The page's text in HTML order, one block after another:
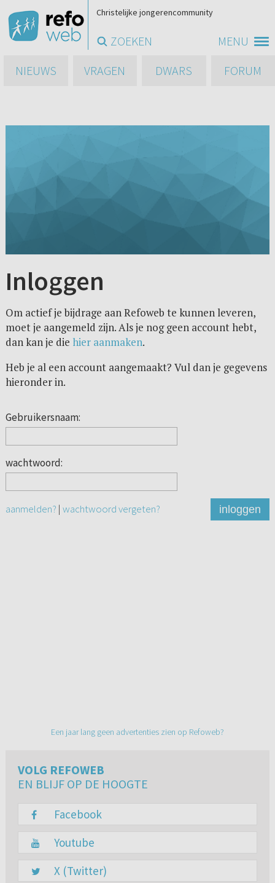
MENU
Christelijke jongerencommunity
ZOEKEN
NIEUWS
VRAGEN DWARS FORUM
Inloggen
Om actief je bijdrage aan Refoweb te kunnen leveren,
moet je aangemeld zijn. Als je nog geen account hebt,
dan kan je die hier aanmaken.
Heb je al een account aangemaakt? Vul dan je gegevens
hieronder in.
Gebruikersnaam:
wachtwoord:
aanmelden? | wachtwoord vergeten? inloggen
Een jaar lang geen advertenties zien op Refoweb?
VOLG REFOWEB
EN BLIJF OP DE HOOGTE
Facebook
Youtube
X (Twitter)